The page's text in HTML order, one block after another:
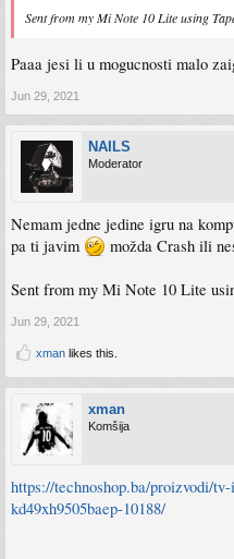
Sent from my Mi Note 10 Lite using
Paaa jesi li u mogucnosti malo
Jun 29, 2021
NAILS
Moderator
Nemam jedne jedine igru na
pa ti javim
možda Crash ili
Sent from my Mi Note 10 Lite
Jun 29, 2021
xman likes this.
xman
Komšija
https://technoshop.ba/proizvodi/
kd49xh9505baep-10188/